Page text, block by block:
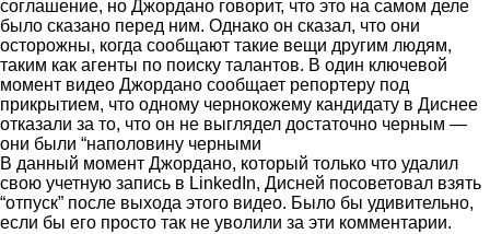
соглашение, но Джордано говорит, что это на самом деле
было сказано перед ним. Однако он сказал, что они
осторожны, когда сообщают такие вещи другим людям,
таким как агенты по поиску талантов. В один ключевой
момент видео Джордано сообщает репортеру под
прикрытием, что одному чернокожему кандидату в Диснее
отказали за то, что он не выглядел достаточно черным —
они были “наполовину черными
В данный момент Джордано, который только что удалил
свою учетную запись в LinkedIn, Дисней посоветовал взять
“отпуск” после выхода этого видео. Было бы удивительно,
если бы его просто так не уволили за эти комментарии.